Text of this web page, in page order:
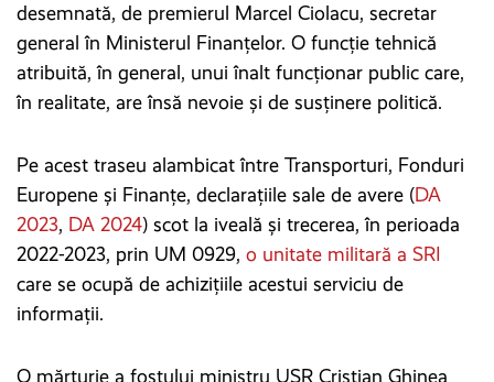
desemnată, de premierul Marcel Ciolacu, secretar
general în Ministerul Finanțelor. O funcție tehnică
atribuită, în general, unui înalt funcționar public care,
în realitate, are însă nevoie și de susținere politică.
Pe acest traseu alambicat între Transporturi, Fonduri
Europene și Finanțe, declarațiile sale de avere (DA
2023, DA 2024) scot la iveală și trecerea, în perioada
2022-2023, prin UM 0929, o unitate militară a SRI
care se ocupă de achizițiile acestui serviciu de
informații.
O mărturie a fostului ministru USR Cristian Ghinea